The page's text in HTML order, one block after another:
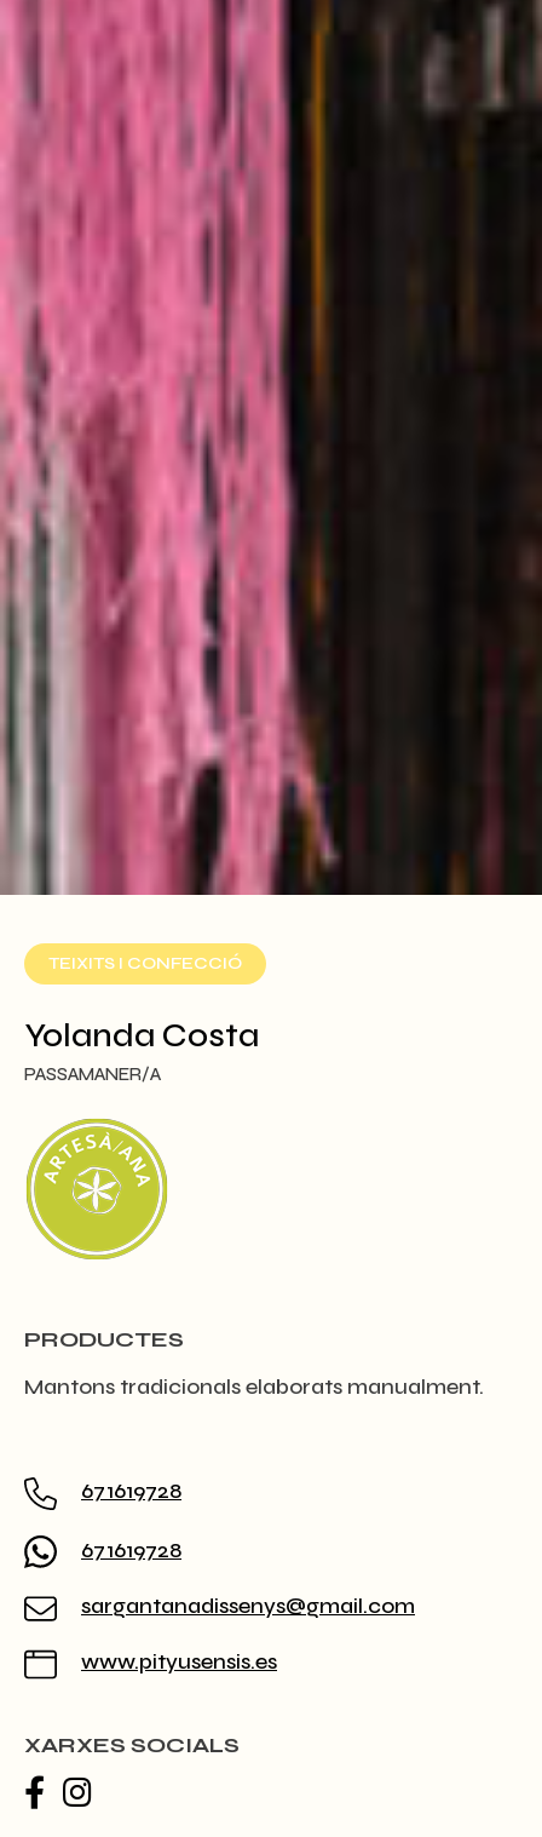
TEIXITS I CONFECCIÓ
Yolanda Costa
PASSAMANER/A
PRODUCTES
Mantons tradicionals elaborats manualment.
671619728
671619728
sargantanadissenys@gmail.com
www.pityusensis.es
XARXES SOCIALS